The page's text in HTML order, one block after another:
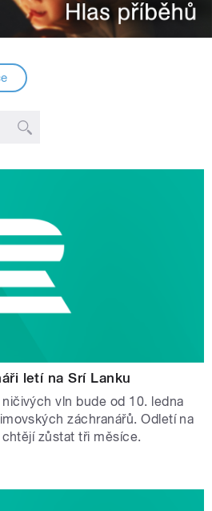
letí na Srí Lanku
vln bude od 10. ledna
záchranářů. Odletí na
zůstat tři měsíce.